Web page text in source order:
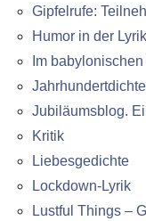
Gipfelrufe:
Humor in der Lyrik
Im
Jubiläumsblog.
Kritik
Liebesgedichte
Lockdown-Lyrik
Lustful Things –